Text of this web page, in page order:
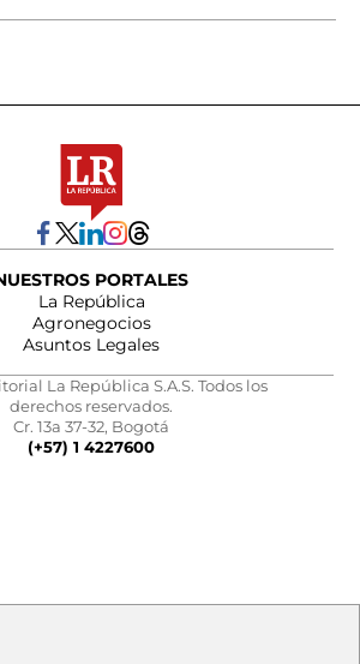
PORTALES
La República
Agronegocios
Asuntos Legales
La República S.A.S. Todos los
derechos reservados.
Cr. 13a 37-32, Bogotá
(+57) 1 4227600